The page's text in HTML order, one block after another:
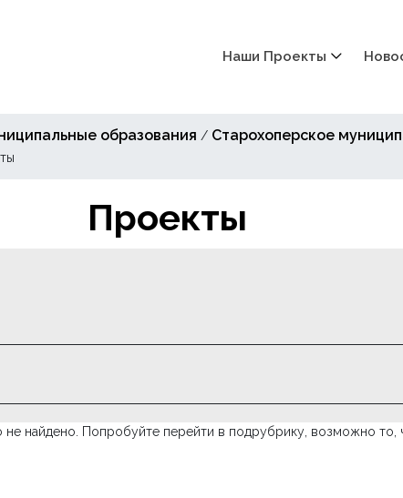
Наши Проекты
образования / Старохоперское
Проекты
не найдено. Попробуйте перейти в подрубрику, возможно то,